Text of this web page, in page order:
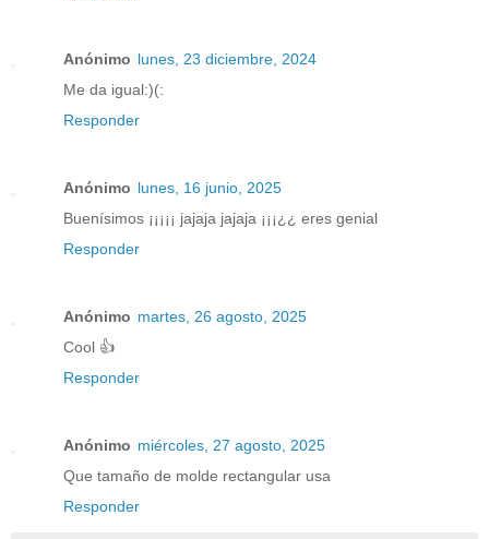
Anónimo lunes, 23 diciembre, 2024
Me da igual:)(:
Responder
Anónimo lunes, 16 junio, 2025
Buenísimos ¡¡¡¡¡ jajaja jajaja ¡¡¡¿¿ eres genial
Responder
Anónimo martes, 26 agosto, 2025
Cool 👍
Responder
Anónimo miércoles, 27 agosto, 2025
Que tamaño de molde rectangular usa
Responder